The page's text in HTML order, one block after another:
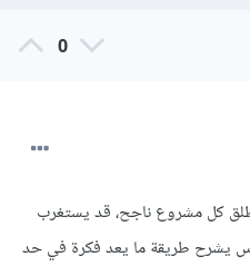
0
كل مشروع ناجح، قد يستغرب
يشرح طريقة ما يعد فكرة في حد